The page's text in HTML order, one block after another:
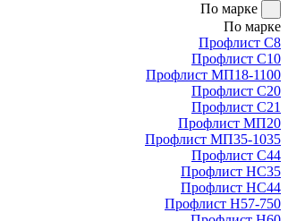
По марке
По марке
Профлист С8
Профлист С10
Профлист МП18-1100
Профлист С20
Профлист С21
Профлист МП20
Профлист МП35-1035
Профлист С44
Профлист НС35
Профлист НС44
Профлист Н57-750